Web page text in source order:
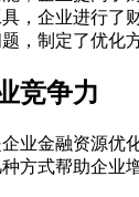
，企业进行了
，制定了优化
竞争力
业金融资源优
方式帮助企业